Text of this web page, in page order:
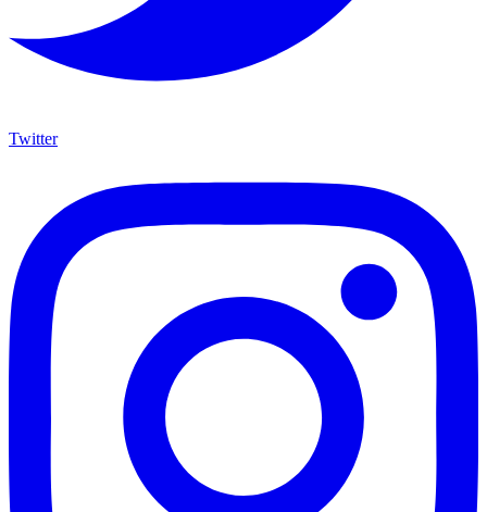
Twitter